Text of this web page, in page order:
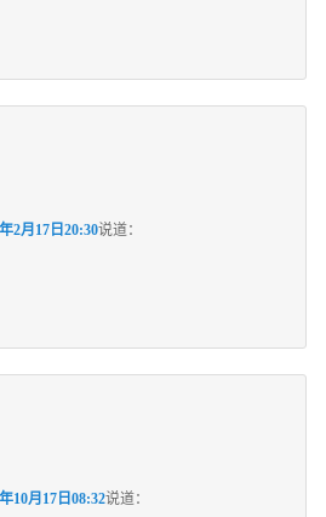
2月17日20:30说道：
10月17日08:32说道：